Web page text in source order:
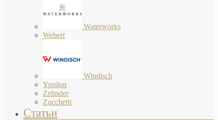
Waterworks
Webert
Windisch
Ypsilon
Zehnder
Zucchetti
Статьи